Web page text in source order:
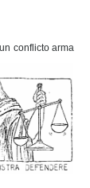
conflicto arma